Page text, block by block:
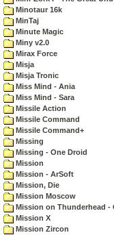
Minotaur 16k
MinTaj
Minute Magic
Miny v2.0
Mirax Force
Misja
Misja Tronic
Miss Mind - Ania
Miss Mind - Sara
Missile Action
Missile Command
Missile Command+
Missing
Missing - One Droid
Mission
Mission - ArSoft
Mission, Die
Mission Moscow
Mission on Thunderhead -
Mission X
Mission Zircon